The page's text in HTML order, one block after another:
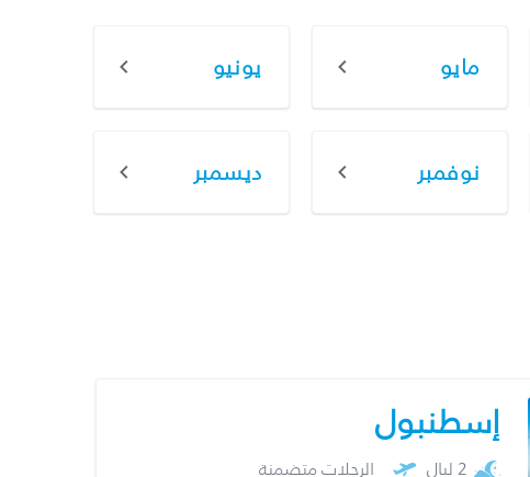
مايو يونيو
نوفمبر ديسمبر
إسطنبول
2 ليال الرحلات متضمنة